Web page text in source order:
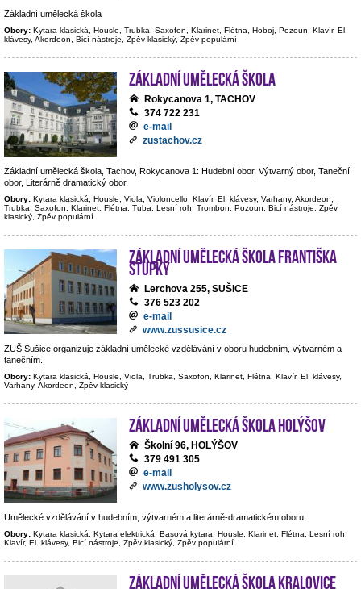
Základní umělecká škola
Obory: Kytara klasická, Housle, Trubka, Saxofon, Klarinet, Flétna, Hoboj, Pozoun, Klavír, El.
klávesy, Akordeon, Bicí nástroje, Zpěv klasický, Zpěv populární
Základní umělecká škola
Rokycanova 1, TACHOV
374 722 231
e-mail
zustachov.cz
Základní umělecká škola, Tachov, Rokycanova 1: Hudební obor, Výtvarný obor, Taneční
obor, Literárně dramatický obor.
Obory: Kytara klasická, Housle, Viola, Violoncello, Klavír, El. klávesy, Varhany, Akordeon,
Trubka, Saxofon, Klarinet, Flétna, Tuba, Lesní roh, Trombon, Pozoun, Bicí nástroje, Zpěv
klasický, Zpěv populární
Základní umělecká škola Františka
Stupky
Lerchova 255, SUŠICE
376 523 202
e-mail
www.zussusice.cz
ZUŠ Sušice organizuje základní umělecké vzdělávání v oboru hudebním, výtvarném a
tanečním.
Obory: Kytara klasická, Housle, Viola, Trubka, Saxofon, Klarinet, Flétna, Klavír, El. klávesy,
Varhany, Akordeon, Zpěv klasický
Základní umělecká škola Holýšov
Školní 96, HOLÝŠOV
379 491 305
e-mail
www.zusholysov.cz
Umělecké vzdělávání v hudebním, výtvarném a literárně-dramatickém oboru.
Obory: Kytara klasická, Kytara elektrická, Basová kytara, Housle, Klarinet, Flétna, Lesní roh,
Klavír, El. klávesy, Bicí nástroje, Zpěv klasický, Zpěv populární
Základní umělecká škola Kralovice